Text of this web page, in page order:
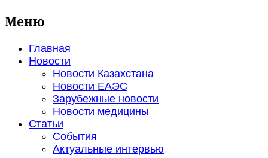
Меню
Главная
Новости
Новости Казахстана
Новости ЕАЭС
Зарубежные новости
Новости медицины
Статьи
События
Актуальные интервью